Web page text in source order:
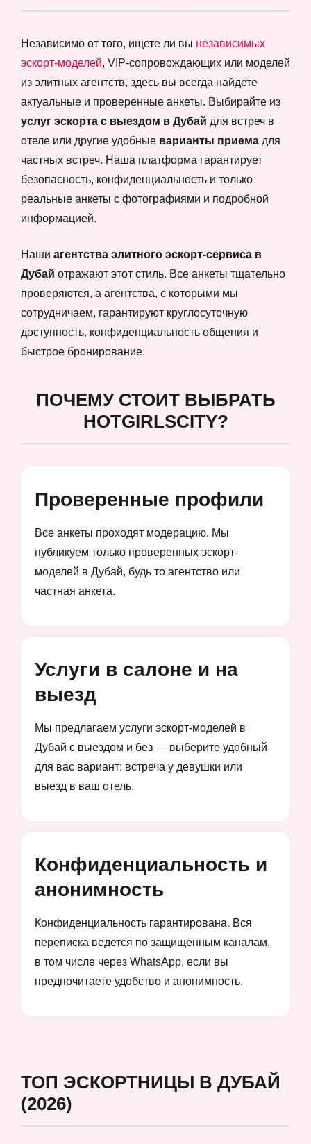
Независимо от того, ищете ли вы независимых
эскорт-моделей, VIP-сопровождающих или моделей
из элитных агентств, здесь вы всегда найдете
актуальные и проверенные анкеты. Выбирайте из
услуг эскорта с выездом в Дубай для встреч в
отеле или другие удобные варианты приема для
частных встреч. Наша платформа гарантирует
безопасность, конфиденциальность и только
реальные анкеты с фотографиями и подробной
информацией.
Наши агентства элитного эскорт-сервиса в
Дубай отражают этот стиль. Все анкеты тщательно
проверяются, а агентства, с которыми мы
сотрудничаем, гарантируют круглосуточную
доступность, конфиденциальность общения и
быстрое бронирование.
ПОЧЕМУ СТОИТ ВЫБРАТЬ
HOTGIRLSCITY?
Проверенные профили
Все анкеты проходят модерацию. Мы
публикуем только проверенных эскорт-
моделей в Дубай, будь то агентство или
частная анкета.
Услуги в салоне и на
выезд
Мы предлагаем услуги эскорт-моделей в
Дубай с выездом и без — выберите удобный
для вас вариант: встреча у девушки или
выезд в ваш отель.
Конфиденциальность и
анонимность
Конфиденциальность гарантирована. Вся
переписка ведется по защищенным каналам,
в том числе через WhatsApp, если вы
предпочитаете удобство и анонимность.
ТОП ЭСКОРТНИЦЫ В ДУБАЙ
(2026)